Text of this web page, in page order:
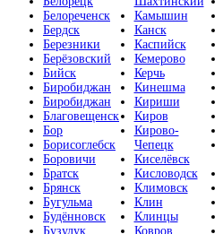
Белореченск
Бердск
Березники
Берёзовский
Бийск
Биробиджан
Биробиджан
Благовещенск
Бор
Борисоглебск
Боровичи
Братск
Брянск
Бугульма
Будённовск
Бузулук
Камышин
Канск
Каспийск
Кемерово
Керчь
Кинешма
Кириши
Киров
Кирово-
Чепецк
Киселёвск
Кисловодск
Климовск
Клин
Клинцы
Ковров